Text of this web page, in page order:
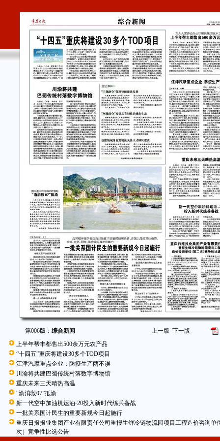
第006版：综合新闻 上一版 下一版
上半年帮丰都售出500余万元农产品
“十四五”重庆将建设30多个TOD项目
江津汽摩重点企业：防疫生产两不误
川渝将共建巴蜀传统村落数字博物馆
重庆未来三天晴热高温
“渝消救07”抵渝
新一代空中加油机运油-20投入新时代练兵备战
一批关系国计民生的重要新规今日起施行
重庆日报报业集团产业有限责任公司重报生鲜冷链物流园项目工程造价咨询单
次）竞争性比选公告